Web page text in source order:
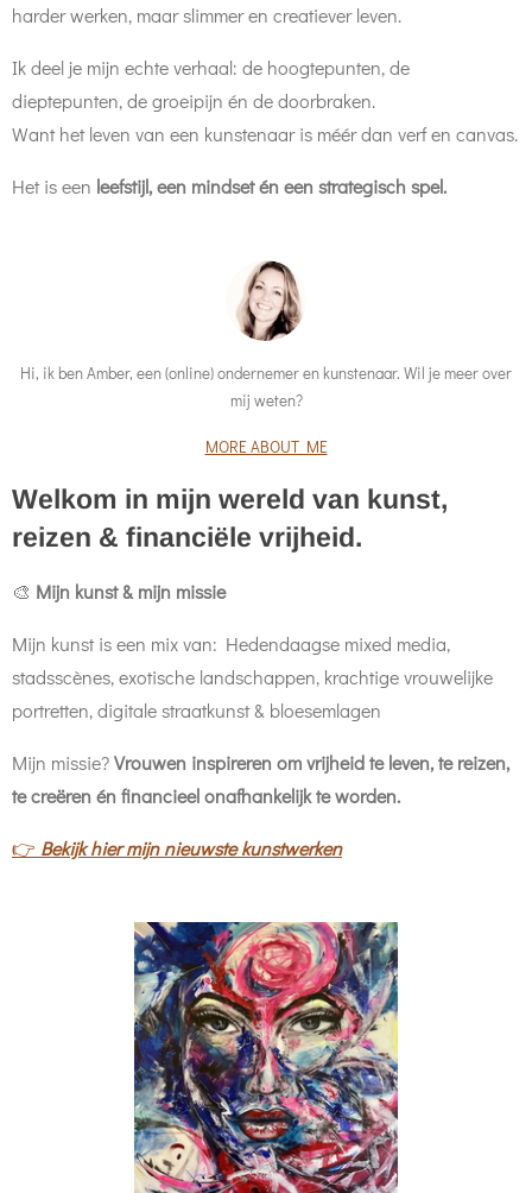
harder werken, maar slimmer en creatiever leven.
Ik deel je mijn echte verhaal: de hoogtepunten, de
dieptepunten, de groeipijn én de doorbraken.
Want het leven van een kunstenaar is méér dan verf en canvas.
Het is een leefstijl, een mindset én een strategisch spel.
Hi, ik ben Amber, een (online) ondernemer en kunstenaar. Wil je meer over
mij weten?
MORE ABOUT ME
Welkom in mijn wereld van kunst,
reizen & financiële vrijheid.
🎨 Mijn kunst & mijn missie
Mijn kunst is een mix van: Hedendaagse mixed media,
stadsscènes, exotische landschappen, krachtige vrouwelijke
portretten, digitale straatkunst & bloesemlagen
Mijn missie?Vrouwen inspireren om vrijheid te leven, te reizen,
te creëren én financieel onafhankelijk te worden.
👉 Bekijk hier mijn nieuwste kunstwerken